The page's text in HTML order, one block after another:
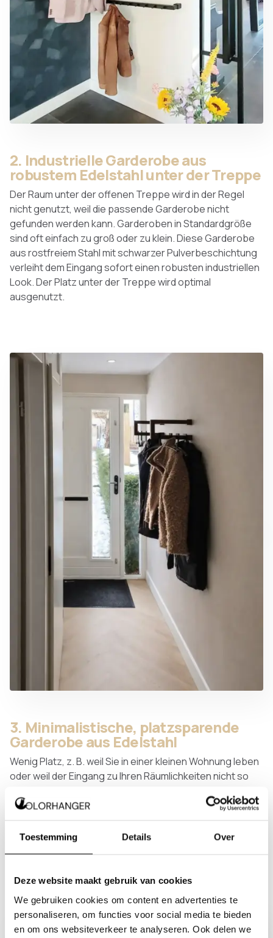
Toestemming Details Over
Deze website maakt gebruik van cookies
We gebruiken cookies om content en advertenties te
personaliseren, om functies voor social media te bieden
en om ons websiteverkeer te analyseren. Ook delen we
2. Industrielle Garderobe aus
robustem Edelstahl unter der Treppe
Der Raum unter der offenen Treppe wird in der Regel
nicht genutzt, weil die passende Garderobe nicht
gefunden werden kann. Garderoben in Standardgröße
sind oft einfach zu groß oder zu klein. Diese Garderobe
aus rostfreiem Stahl mit schwarzer Pulverbeschichtung
verleiht dem Eingang sofort einen robusten industriellen
Look. Der Platz unter der Treppe wird optimal
ausgenutzt.
3. Minimalistische, platzsparende
Garderobe aus Edelstahl
Wenig Platz, z. B. weil Sie in einer kleinen Wohnung leben
oder weil der Eingang zu Ihren Räumlichkeiten nicht so
einer Garderobe unterbringen können? Dann ist diese
die Kleidungsstücke hintereinander angeordnet sind,